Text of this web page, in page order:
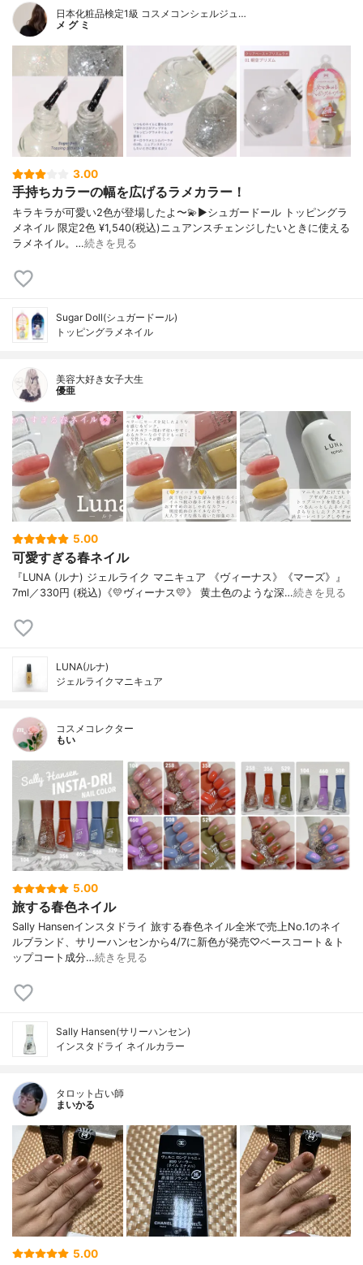
日本化粧品検定1級 コスメコンシェルジュ…
メ グ ミ
3.00
手持ちカラーの幅を広げるラメカラー！
キラキラが可愛い2色が登場したよ〜💫▶︎シュガードール トッピングラ
メネイル 限定2色 ¥1,540(税込)ニュアンスチェンジしたいときに使える
ラメネイル。…続きを見る
Sugar Doll(シュガードール)
トッピングラメネイル
美容大好き女子大生
優亜
5.00
可愛すぎる春ネイル
『LUNA (ルナ) ジェルライク マニキュア 《ヴィーナス》《マーズ》』
7ml／330円 (税込)《💛ヴィーナス💛》 黄土色のような深…続きを見る
LUNA(ルナ)
ジェルライクマニキュア
コスメコレクター
もい
5.00
旅する春色ネイル
Sally Hansenインスタドライ 旅する春色ネイル全米で売上No.1のネイ
ルブランド、サリーハンセンから4/7に新色が発売♡ベースコート＆ト
ップコート成分…続きを見る
Sally Hansen(サリーハンセン)
インスタドライ ネイルカラー
タロット占い師
まいかる
5.00